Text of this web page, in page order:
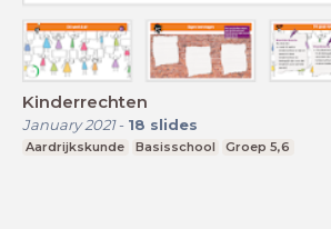
Kinderrechten
January 2021- 18 slides
Aardrijkskunde Basisschool Groep 5,6